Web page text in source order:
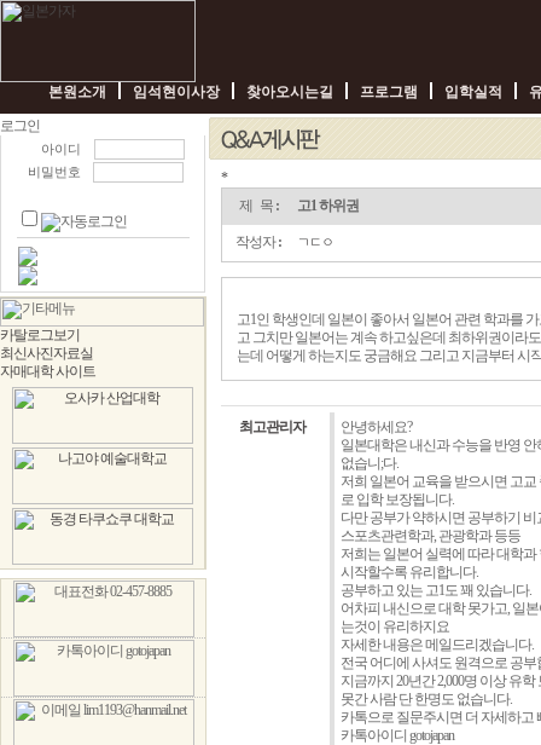
본원소개 임석현이사장 찾아오시는길 프로그램 입학실적
아이디
비밀번호
*
고
하
위
권
-
박
사
일
본
자
제 목 : 고1 하위권
작성자: ㄱㄷㅇ
고1인 학생인데 일본이 좋아서 일본어 관련 학과를
고 그치만 일본어는 계속 하고싶은데 최하위권이라
는데 어떻게 하는지도 궁금해요 그리고 지금부터 시
최고관리자
안녕하세요?
일본대학은 내신과 수능을 반영
없습니;다.
저희 일본어 교육을 받으시면 고
로 입학 보장됩니다.
다만 공부가 약하시면 공부하기
스포츠관련학과, 관광학과 등등
저희는 일본어 실력에 따라 대학
시작할수록 유리합니다.
공부하고 있는 고1도 꽤 있습니다.
어차피 내신으로 대학 못가고, 일
는것이 유리하지요
자세한 내용은 메일드리겠습니다.
전국 어디에 사셔도 원격으로 공부
지금까지 20년간 2,000명 이상 유
못간 사람 단 한명도 없습니다.
카톡으로 질문주시면 더 자세하고
카톡아이디 gotojapan